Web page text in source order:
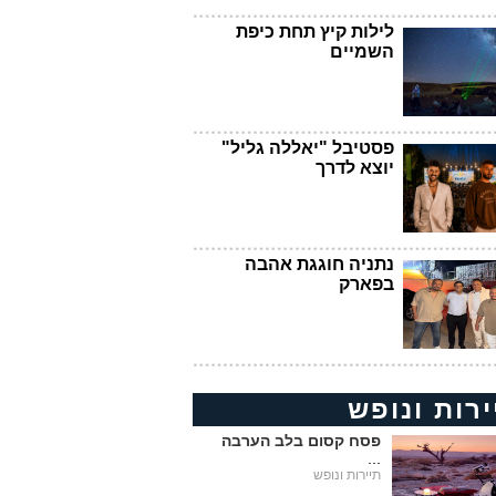
לילות קיץ תחת כיפת
השמיים
פסטיבל "יאללה גליל"
יוצא לדרך
נתניה חוגגת אהבה
בפארק
ונופש
פסח קסום בלב הערבה
תיירות ונופש